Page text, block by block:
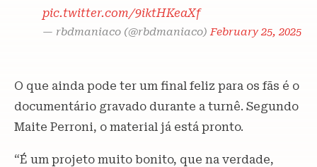
pic.twitter.com/9iktHKeaXf
— rbdmaniaco (@rbdmaniaco)February 25, 2025
O que ainda pode ter um final feliz para os fãs é o
documentário gravado durante a turnê. Segundo
Maite Perroni, o material já está pronto.
“É um projeto muito bonito, que na verdade,